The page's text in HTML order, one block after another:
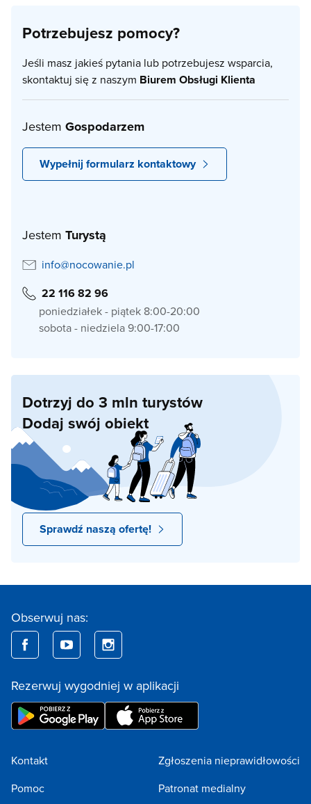
Potrzebujesz pomocy?
Jeśli masz jakieś pytania lub potrzebujesz wsparcia,
skontaktuj się z naszym Biurem Obsługi Klienta
Jestem Gospodarzem
Wypełnij formularz kontaktowy
Jestem Turystą
info@nocowanie.pl
22 116 82 96
poniedziałek - piątek 8:00-20:00
sobota - niedziela 9:00-17:00
Dotrzyj do 3 mln turystów
Dodaj swój obiekt
Sprawdź naszą ofertę!
Obserwuj nas:
Rezerwuj wygodniej w aplikacji
Kontakt
Pomoc
Zgłoszenia nieprawidłowości
Patronat medialny